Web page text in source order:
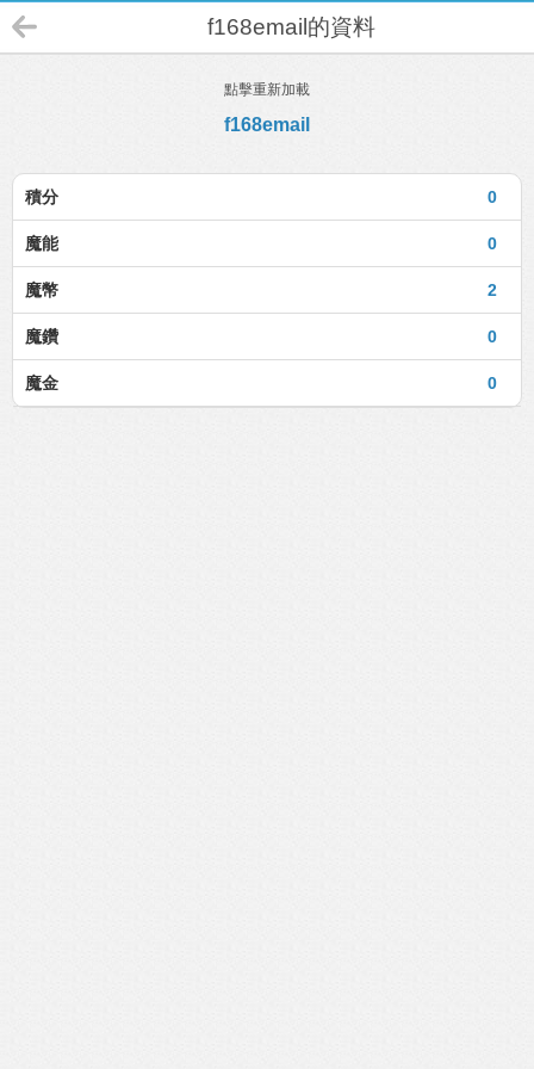
f168email的資料
點擊重新加載
f168email
0
積分
0
魔能
2
魔幣
0
魔鑽
0
魔金